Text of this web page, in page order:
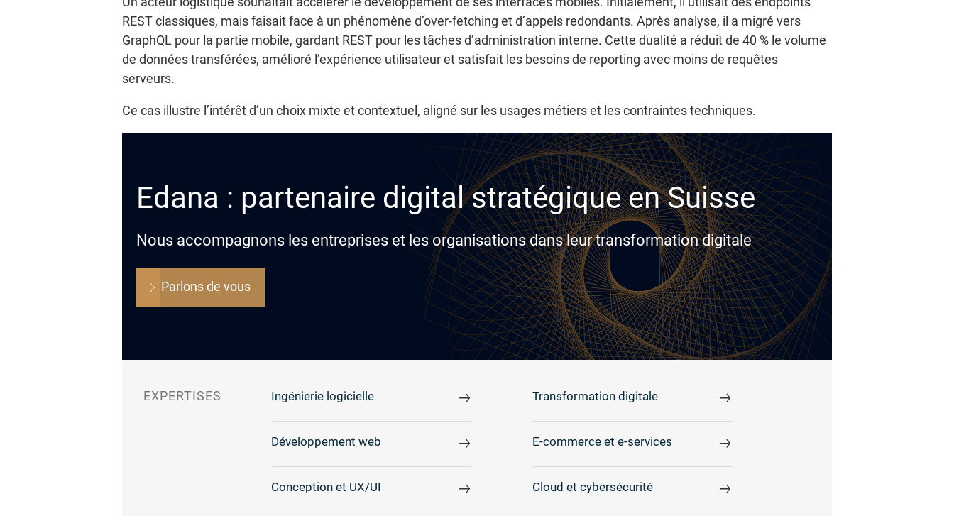
REST classiques, mais faisait face à un phénomène d’over-fetching et d’appels redondants. Après analyse, il a migré vers
GraphQL pour la partie mobile, gardant REST pour les tâches d’administration interne. Cette dualité a réduit de 40 % le volume
de données transférées, amélioré l’expérience utilisateur et satisfait les besoins de reporting avec moins de requêtes
serveurs.
Ce cas illustre l’intérêt d’un choix mixte et contextuel, aligné sur les usages métiers et les contraintes techniques.
Edana : partenaire digital stratégique en Suisse
Nous accompagnons les entreprises et les organisations dans leur transformation digitale
Parlons de vous
EXPERTISES Ingénierie logicielle Transformation digitale
Développement web E-commerce et e-services
Conception et UX/UI Cloud et cybersécurité